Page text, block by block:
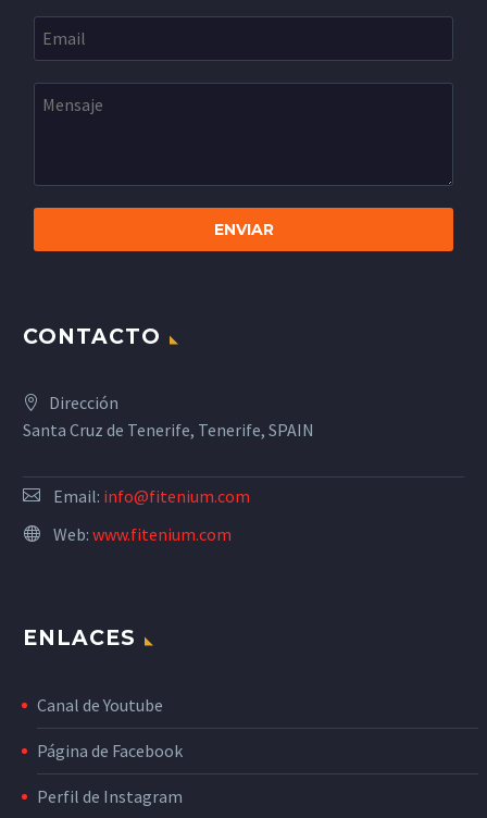
CONTACTO
Dirección
Santa Cruz de Tenerife, Tenerife, SPAIN
Email: info@fitenium.com
Web: www.fitenium.com
ENLACES
Canal de Youtube
Página de Facebook
Perfil de Instagram